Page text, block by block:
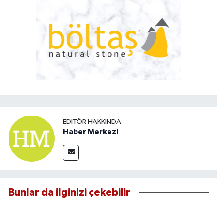
EDITÖR HAKKINDA
Haber Merkezi
Bunlar da ilginizi çekebilir